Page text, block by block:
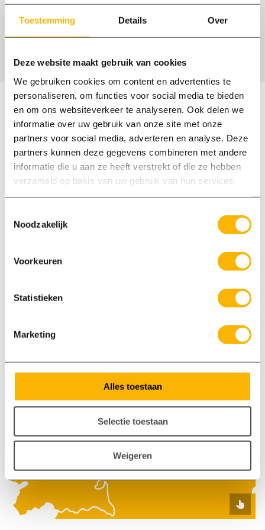
Toestemming Details Over
Deze website maakt gebruik van cookies
We gebruiken cookies om content en advertenties te
personaliseren, om functies voor social media te bieden
en om ons websiteverkeer te analyseren. Ook delen we
informatie over uw gebruik van onze site met onze
partners voor social media, adverteren en analyse. Deze
partners kunnen deze gegevens combineren met andere
informatie die u aan ze heeft verstrekt of die ze hebben
verzameld op basis van uw gebruik van hun services.
Noodzakelijk
Voorkeuren
Statistieken
Marketing
Alles toestaan
Selectie toestaan
Weigeren
Waarmee kan ik je helpen?
Onze medewerkers spreken Nederlands en
Engels. Wij zijn op maandag t/m vrijdag
bereikbaar tussen 8:00 en 18:00 uur.
E-mail: elspeet@axxent.nl